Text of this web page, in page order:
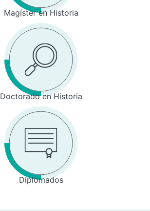
Magíster en Historia
Doctorado en Historia
Diplomados